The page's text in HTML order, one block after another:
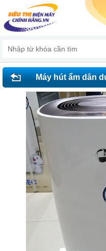
Máy hút ẩm dân